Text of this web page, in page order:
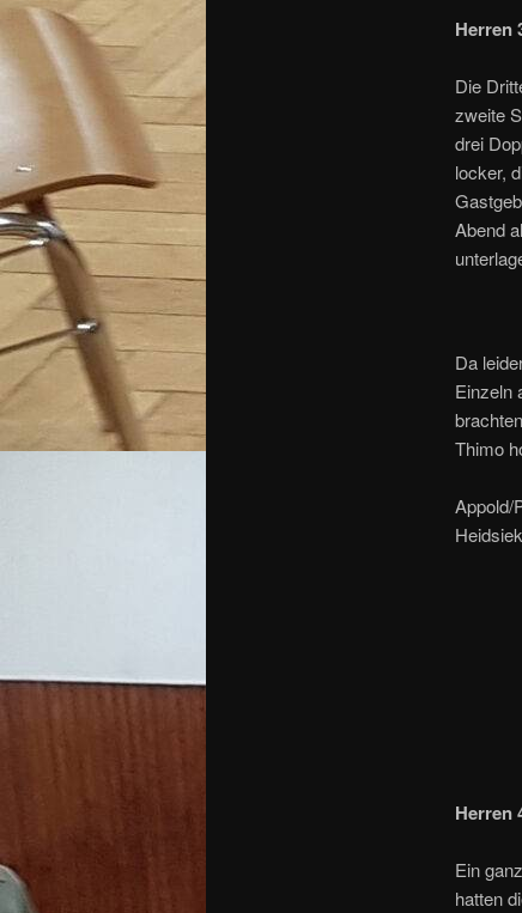
Herren
Die
zweite
drei
locker,
Abend
Da
Einzeln
Thimo
Appold/
Herren
Ein
hatten